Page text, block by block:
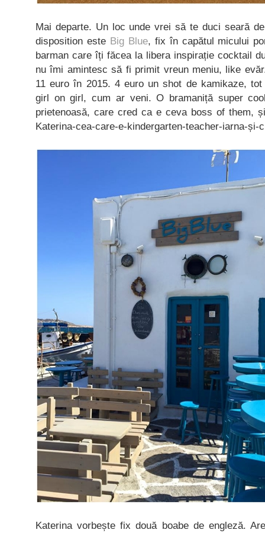
Mai departe. Un loc unde vrei să te duci seară
disposition este Big Blue, fix în capătul micului
barman care îți făcea la libera inspirație cocktail
nu îmi amintesc să fi primit vreun meniu, like
11 euro în 2015. 4 euro un shot de kamikaze,
girl on girl, cum ar veni. O bramaniță super
prietenoasă, care cred ca e ceva boss of them,
Katerina-cea-care-e-kindergarten-teacher-iarna-și-
Katerina vorbește fix două boabe de engleză.